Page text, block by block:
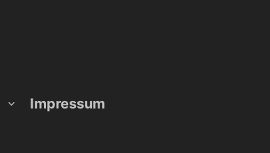
Impressum